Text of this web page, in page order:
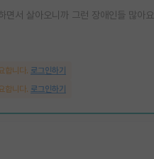
면서 살아오니까 그런 장애인들 많아요.
합니다. 로그인하기
합니다. 로그인하기